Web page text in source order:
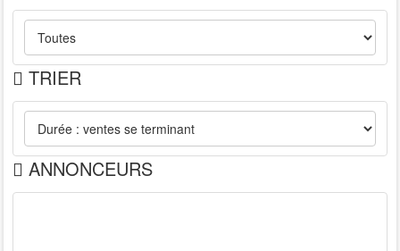
TRIER
ANNONCEURS